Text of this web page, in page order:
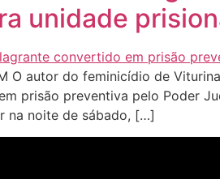
unidade
O autor do feminicídio de
prisão preventiva pelo Poder
na noite de sábado, […]